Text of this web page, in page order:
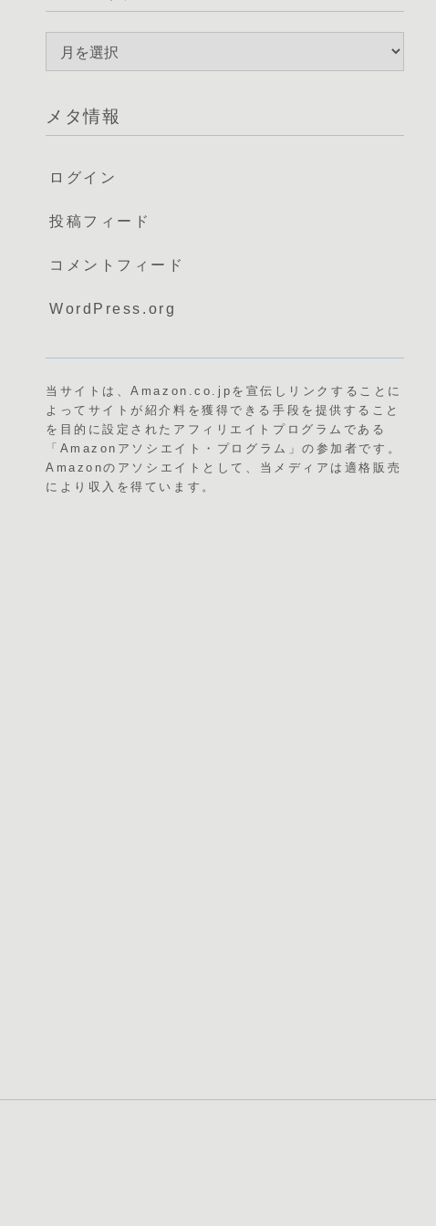
メタ情報
ログイン
投稿フィード
コメントフィード
WordPress.org
当サイトは、Amazon.co.jpを宣伝しリンクすることに
よってサイトが紹介料を獲得できる手段を提供すること
を目的に設定されたアフィリエイトプログラムである
「Amazonアソシエイト・プログラム」の参加者です。
Amazonのアソシエイトとして、当メディアは適格販売
により収入を得ています。